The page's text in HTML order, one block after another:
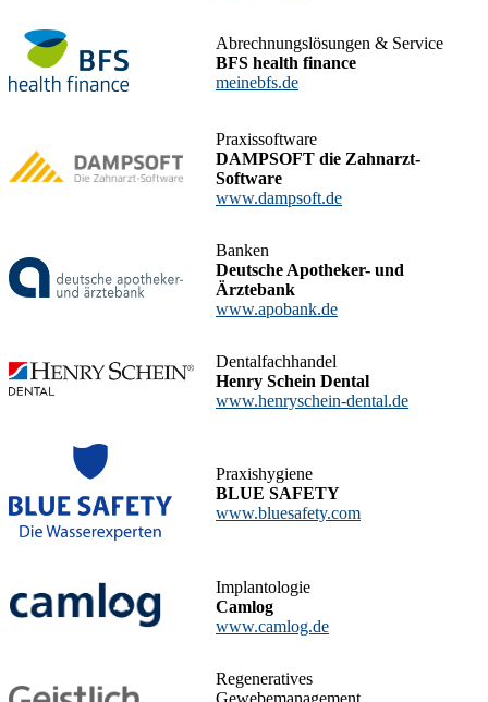
Abrechnungslösungen & Service
BFS health finance
meinebfs.de
Praxissoftware
DAMPSOFT die Zahnarzt-
Software
www.dampsoft.de
Banken
Deutsche Apotheker- und
Ärztebank
www.apobank.de
Dentalfachhandel
Henry Schein Dental
www.henryschein-dental.de
Praxishygiene
BLUE SAFETY
www.bluesafety.com
Implantologie
Camlog
www.camlog.de
Regeneratives
Gewebemanagement